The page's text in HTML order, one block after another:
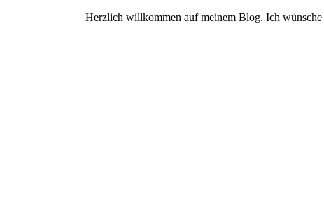
Herzlich willkommen auf meinem Blog. Ich